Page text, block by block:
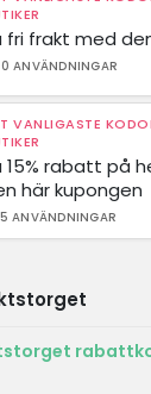
fri frakt med
ANVÄNDNINGAR
VANLIGASTE
15% rabatt på
här kupongen
ANVÄNDNINGAR